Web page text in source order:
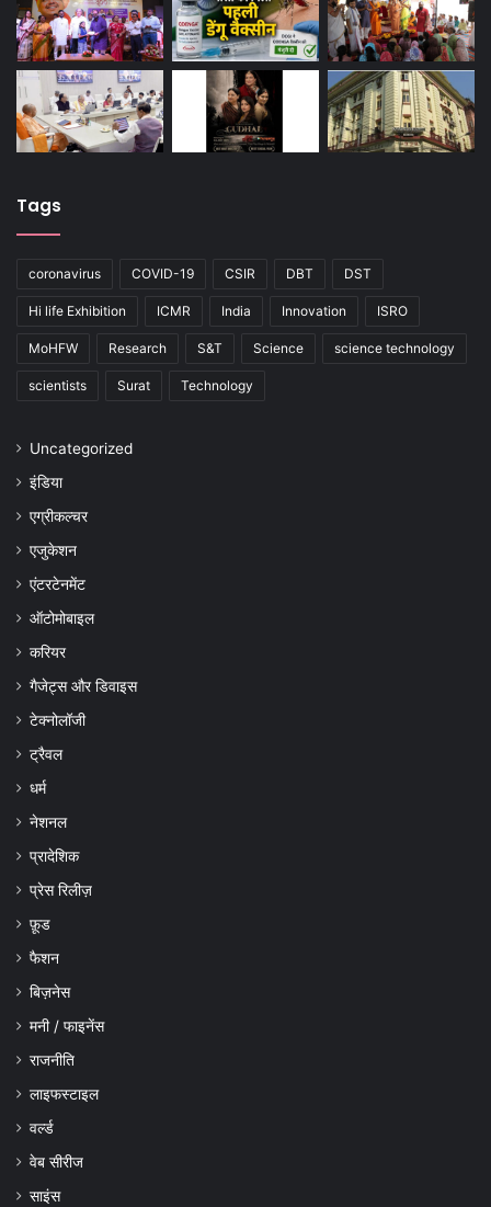
Tags
coronavirus COVID-19 CSIR DBT DST
Hi life Exhibition ICMR India Innovation ISRO
MoHFW Research S&T Science science technology
scientists Surat Technology
Uncategorized
इंडिया
एग्रीकल्चर
एजुकेशन
एंटरटेनमेंट
ऑटोमोबाइल
करियर
गैजेट्स और डिवाइस
टेक्नोलॉजी
ट्रैवल
धर्म
नेशनल
प्रादेशिक
प्रेस रिलीज़
फ़ूड
फैशन
बिज़नेस
मनी / फाइनेंस
राजनीति
लाइफस्टाइल
वर्ल्ड
वेब सीरीज
साइंस